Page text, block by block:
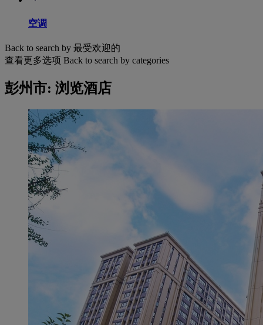
空调
Back to search by 最受欢迎的
查看更多选项 Back to search by categories
彭州市: 浏览酒店